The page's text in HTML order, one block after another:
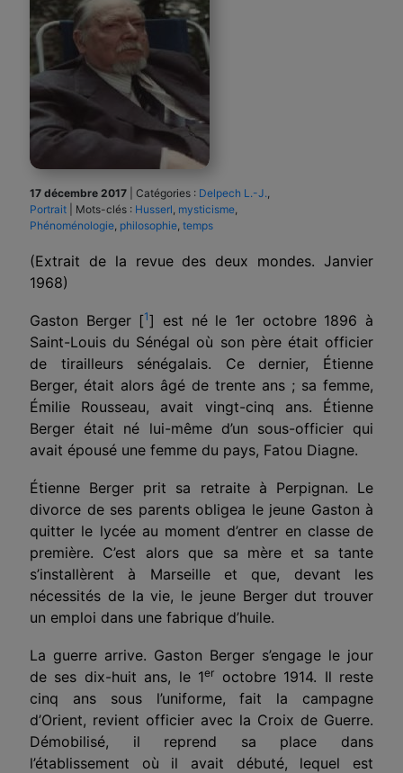
17 décembre 2017 Catégories : Delpech L.-J.
Portrait
Mots-clés : Husserl mysticisme
Phénoménologie philosophie temps
(Extrait de la revue des deux mondes. Janvier
1968)
Gaston Berger [1] est né le 1er octobre 1896 à
Saint-Louis du Sénégal où son père était officier
de tirailleurs sénégalais. Ce dernier, Étienne
Berger, était alors âgé de trente ans ; sa femme,
Émilie Rousseau, avait vingt-cinq ans. Étienne
Berger était né lui-même d’un sous-officier qui
avait épousé une femme du pays, Fatou Diagne.
Étienne Berger prit sa retraite à Perpignan. Le
divorce de ses parents obligea le jeune Gaston à
quitter le lycée au moment d’entrer en classe de
première. C’est alors que sa mère et sa tante
s’installèrent à Marseille et que, devant les
nécessités de la vie, le jeune Berger dut trouver
un emploi dans une fabrique d’huile.
La guerre arrive. Gaston Berger s’engage le jour
de ses dix-huit ans, le 1er
octobre 1914. Il reste
cinq ans sous l’uniforme, fait la campagne
d’Orient, revient officier avec la Croix de Guerre.
Démobilisé, il reprend sa place dans
l’établissement où il avait débuté, lequel est